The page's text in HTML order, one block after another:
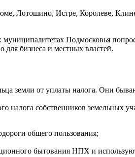
Лотошино, Истре, Королеве,
муниципалитетах Подмосковья
бизнеса и местных властей.
земли от уплаты налога. Они
налога собственников земельных
общего пользования;
бытования НПХ и